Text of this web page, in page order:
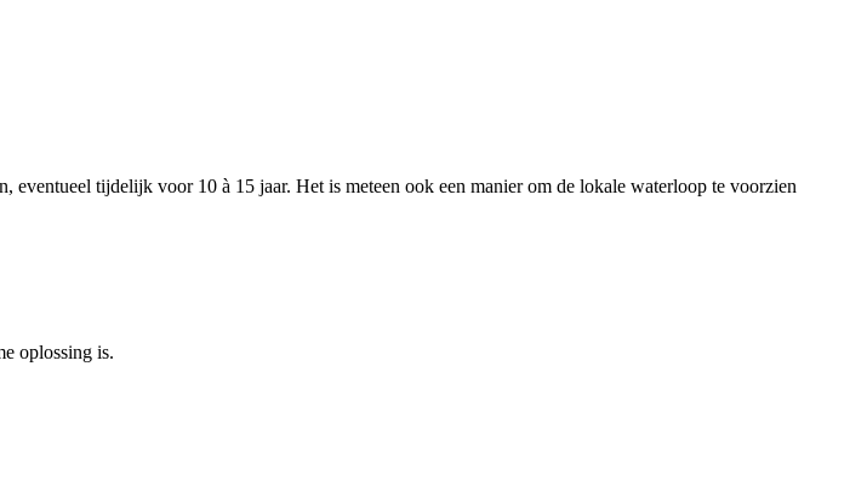
tijdelijk voor 10 à 15 jaar. Het is meteen ook een manier om de lokale waterloop te voorzien
oplossing is.